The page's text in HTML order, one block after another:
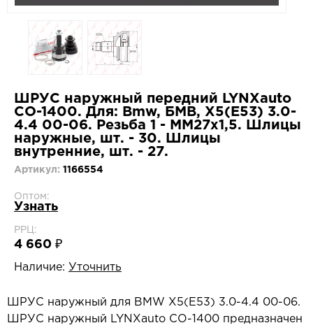
ШРУС наружный передний LYNXauto
CO-1400. Для: Bmw, БМВ, X5(E53) 3.0-
4.4 00-06. Резьба 1 - MM27x1,5. Шлицы
наружные, шт. - 30. Шлицы
внутренние, шт. - 27.
Артикул: 1166554
Оптом:
Узнать
РРЦ:
4 660 ₽
Наличие: Уточнить
ШРУС наружный для BMW X5(E53) 3.0-4.4 00-06.
ШРУС наружный LYNXauto CO-1400 предназначен